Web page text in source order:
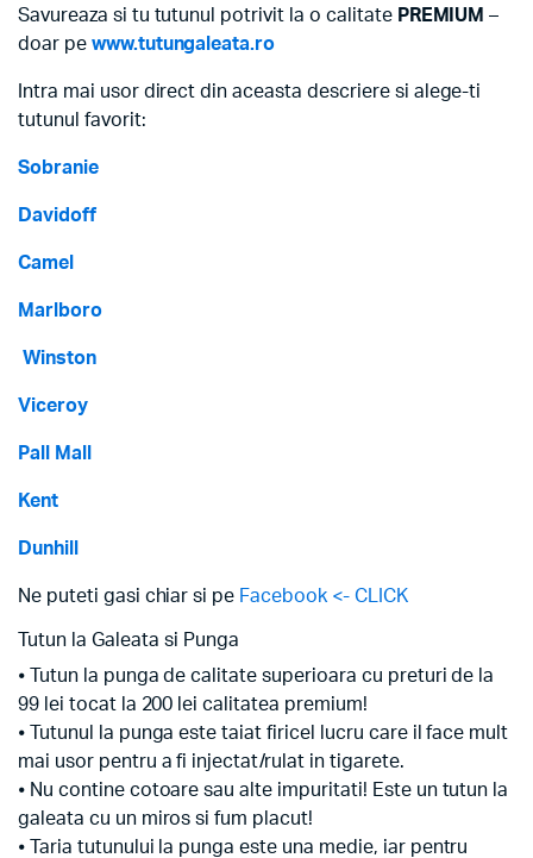
Savureaza si tu tutunul potrivit la o calitate PREMIUM –
doar pe www.tutungaleata.ro
Intra mai usor direct din aceasta descriere si alege-ti
tutunul favorit:
Sobranie
Davidoff
Camel
Marlboro
Winston
Viceroy
Pall Mall
Kent
Dunhill
Ne puteti gasi chiar si pe Facebook <- CLICK
Tutun la Galeata si Punga
⦁ Tutun la punga de calitate superioara cu preturi de la
99 lei tocat la 200 lei calitatea premium!
⦁ Tutunul la punga este taiat firicel lucru care il face mult
mai usor pentru a fi injectat/rulat in tigarete.
⦁ Nu contine cotoare sau alte impuritati! Este un tutun la
galeata cu un miros si fum placut!
⦁ Taria tutunului la punga este una medie, iar pentru